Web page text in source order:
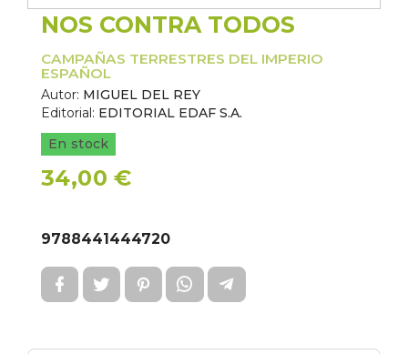
NOS CONTRA TODOS
CAMPAÑAS TERRESTRES DEL IMPERIO
ESPAÑOL
Autor: MIGUEL DEL REY
Editorial: EDITORIAL EDAF S.A.
En stock
34,00 €
9788441444720